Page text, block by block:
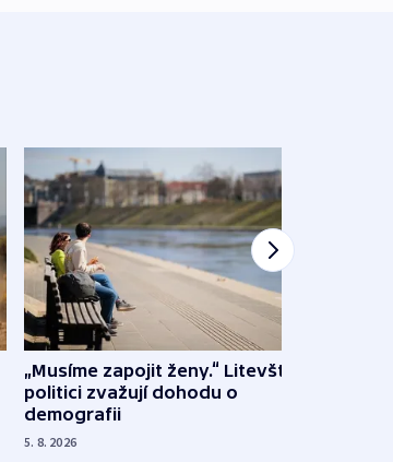
„Musíme zapojit ženy.“ Litevští
politici zvažují dohodu o
demografii
5. 8. 2026